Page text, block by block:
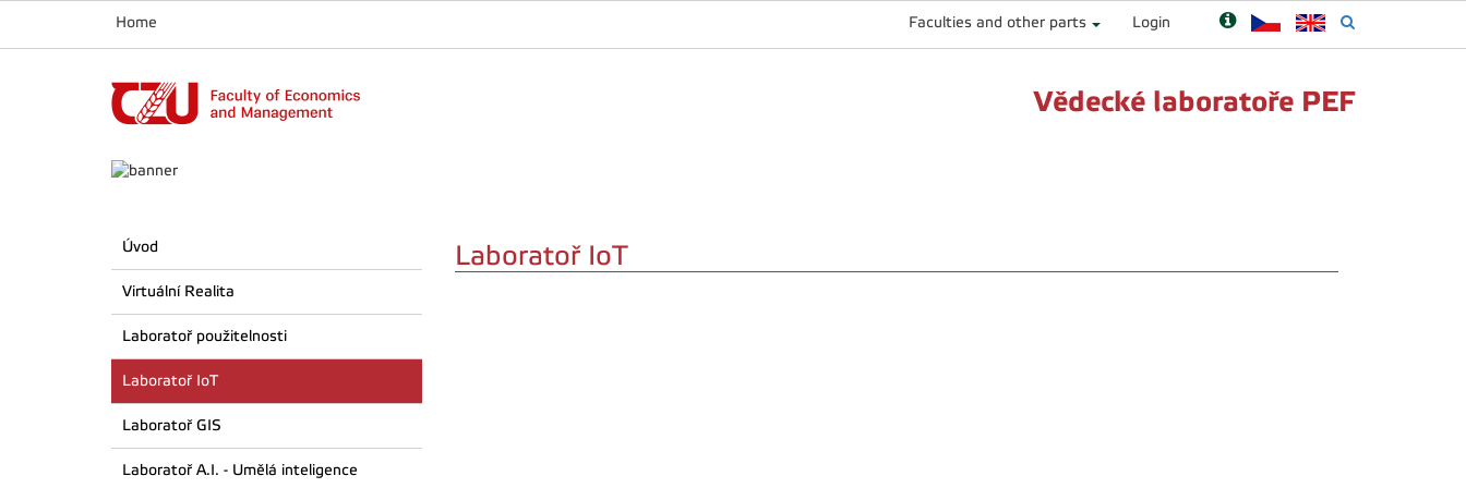
Home Faculties and other parts Login
Vědecké laboratoře PEF
Úvod
Virtuální Realita
Laboratoř použitelnosti
Laboratoř IoT
Laboratoř GIS
Laboratoř A.I. - Umělá inteligence
Laboratoř IoT